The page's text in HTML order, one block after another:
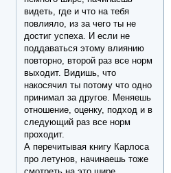
видеть, где и что на тебя
повлияло, из за чего ты не
достиг успеха. И если не
поддаваться этому влиянию
повторно, второй раз все норм
выходит. Видишь, что
накосячил ты потому что одно
принимал за другое. Меняешь
отношение, оценку, подход и в
следующий раз все норм
проходит.
А перечитывая книгу Карлоса
про летунов, начинаешь тоже